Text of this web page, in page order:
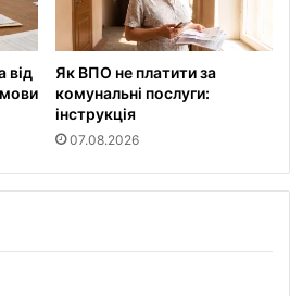
від
Як ВПО не платити за
комунальні послуги:
інструкція
07.08.2026